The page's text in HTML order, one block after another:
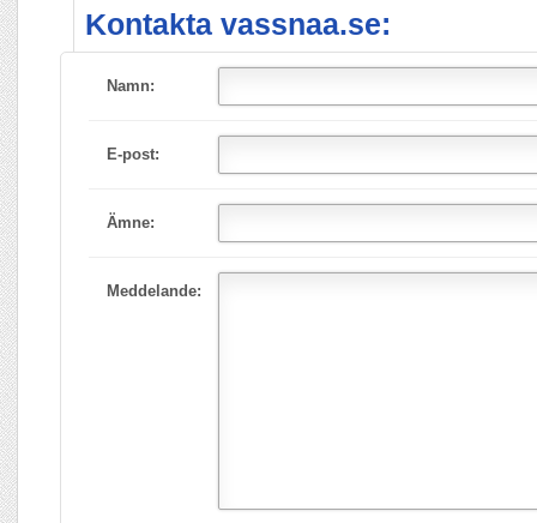
Kontakta vassnaa.se:
Namn:
E-post:
Ämne:
Meddelande: